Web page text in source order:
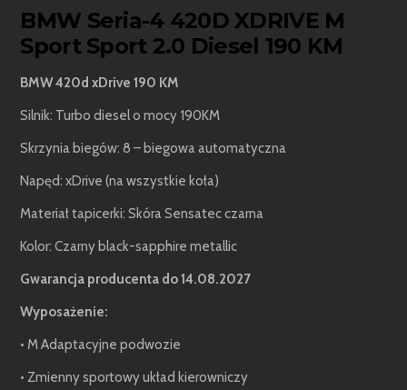
BMW Seria-4 420D XDRIVE M
Sport Sport 2.0 Diesel 190 KM
BMW 420d xDrive 190 KM
Silnik: Turbo diesel o mocy 190KM
Skrzynia biegów: 8 – biegowa automatyczna
Napęd: xDrive (na wszystkie koła)
Materiał tapicerki: Skóra Sensatec czarna
Kolor: Czarny black-sapphire metallic
Gwarancja producenta do 14.08.2027
Wyposażenie:
• M Adaptacyjne podwozie
• Zmienny sportowy układ kierowniczy